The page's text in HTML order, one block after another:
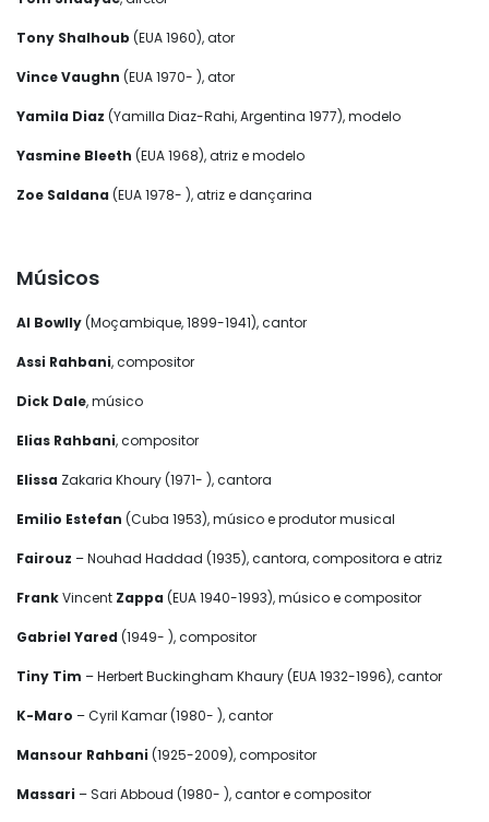
Tony Shalhoub (EUA 1960), ator
Vince Vaughn (EUA 1970- ), ator
Yamila Diaz (Yamilla Diaz-Rahi, Argentina 1977), modelo
Yasmine Bleeth (EUA 1968), atriz e modelo
Zoe Saldana (EUA 1978- ), atriz e dançarina
Músicos
Al Bowlly(Moçambique, 1899-1941), cantor
Assi Rahbani, compositor
Dick Dale, músico
Elias Rahbani, compositor
Elissa Zakaria Khoury (1971- ), cantora
Emilio Estefan (Cuba 1953), músico e produtor musical
Fairouz – Nouhad Haddad (1935), cantora, compositora e atriz
FrankVincent Zappa (EUA 1940-1993), músico e compositor
Gabriel Yared (1949- ), compositor
Tiny Tim – Herbert Buckingham Khaury (EUA 1932-1996), cantor
K-Maro – Cyril Kamar (1980- ), cantor
Mansour Rahbani (1925-2009), compositor
Massari – Sari Abboud (1980- ), cantor e compositor